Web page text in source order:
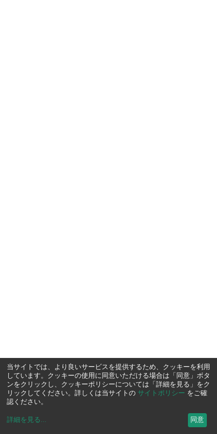
当サイトでは、より良いサービスを提供するため、クッキーを利用
しています。クッキーの使用に同意いただける場合は「同意」ボタ
ンをクリックし、クッキーポリシーについては「詳細を見る」をク
リックしてください。詳しくは当サイトの サイトポリシー をご確
認ください。
詳細を見る ... 同意